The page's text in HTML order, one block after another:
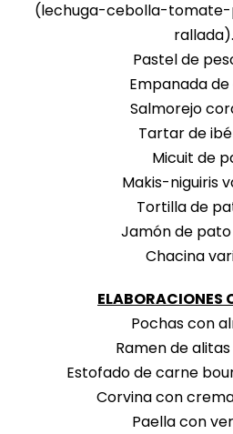
(lechuga-cebolla-
rallada).
Pastel de
Empanada
Salmorejo
Tartar de
Micuit de
Makis-niguiris
Tortilla de
Jamón de
Chacina
ELABORACIONES
Pochas con
Ramen de
Estofado de carne
Corvina con
Paella con